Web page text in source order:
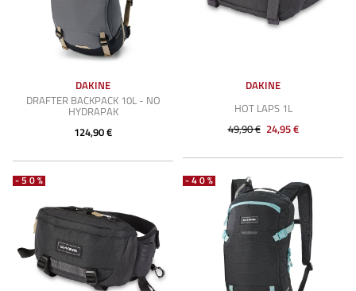
DAKINE
DRAFTER BACKPACK 10L - NO
HYDRAPAK
124,90 €
DAKINE
HOT LAPS 1L
49,90 € 24,95 €
-50% -40%